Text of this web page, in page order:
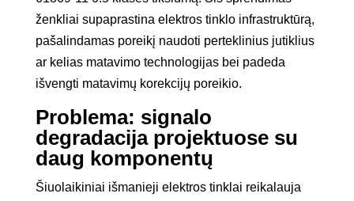
ženkliai supaprastina elektros tinklo infrastruktūrą,
pašalindamas poreikį naudoti perteklinius jutiklius
ar kelias matavimo technologijas bei padeda
išvengti matavimų korekcijų poreikio.
Problema: signalo
degradacija projektuose su
daug komponentų
Šiuolaikiniai išmanieji elektros tinklai reikalauja